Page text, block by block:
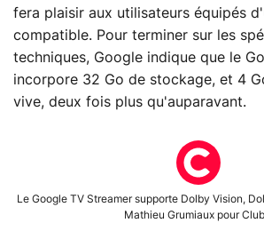
fera plaisir aux utilisateurs équipés
compatible. Pour terminer sur les
techniques, Google indique que le
incorpore 32 Go de stockage, et 4
vive, deux fois plus qu'auparavant.
Le Google TV Streamer supporte Dolby Vision,
Mathieu Grumiaux pour